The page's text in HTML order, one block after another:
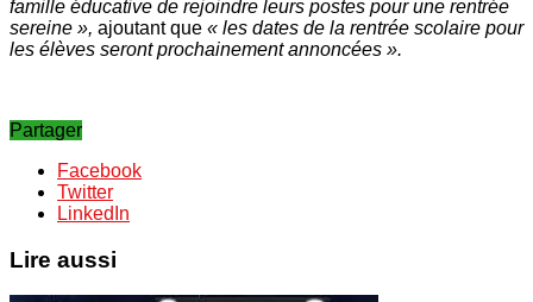
famille éducative de rejoindre leurs postes pour une rentrée
sereine », ajoutant que « les dates de la rentrée scolaire pour
les élèves seront prochainement annoncées ».
Partager
Facebook
Twitter
LinkedIn
Lire aussi